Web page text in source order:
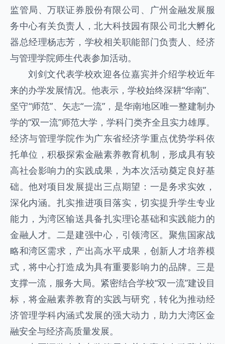
监管局、万联证券股份有限公司、广州金融发展服
务中心有关负责人，北大科技园有限公司北大孵化
器总经理杨志芳，学校相关职能部门负责人、经济
与管理学院师生代表参加活动。
刘剑文代表学校欢迎各位嘉宾并介绍学校近年
来的办学发展情况。他表示，学校始终深耕“华南”、
坚守“师范”、矢志“一流”，是华南地区唯一整建制办
学的“双一流”师范大学，学科门类齐全且实力雄厚。
经济与管理学院作为广东省经济学重点优势学科依
托单位，积极探索金融素养教育机制，形成具有较
高社会影响力的实践成果，为本次活动奠定良好基
础。他对项目发展提出三点期望：一是务求实效，
深化内涵。扎实推进项目落实，切实提升学生专业
能力，为湾区输送具备扎实理论基础和实践能力的
金融人才。二是建强中心，引领湾区。聚焦国家战
略和湾区需求，产出高水平成果，创新人才培养模
式，将中心打造成为具有重要影响力的品牌。三是
支撑一流，服务大局。紧密结合学校“双一流”建设目
标，将金融素养教育的实践与研究，转化为推动经
济管理学科内涵式发展的强大动力，助力大湾区金
融安全与经济高质量发展。